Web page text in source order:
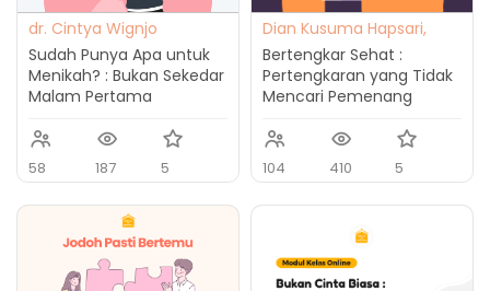
dr. Cintya Wignjo
Sudah Punya Apa untuk
Menikah? : Bukan Sekedar
Malam Pertama
58 187 5
Dian Kusuma Hapsari,
M.Psi., Psikolog
Bertengkar Sehat :
Pertengkaran yang Tidak
Mencari Pemenang
104 410 5